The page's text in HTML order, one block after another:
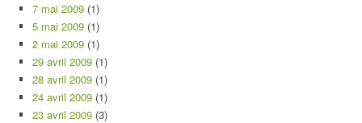
7 mai 2009 (1)
5 mai 2009 (1)
2 mai 2009 (1)
29 avril 2009 (1)
28 avril 2009 (1)
24 avril 2009 (1)
23 avril 2009 (3)